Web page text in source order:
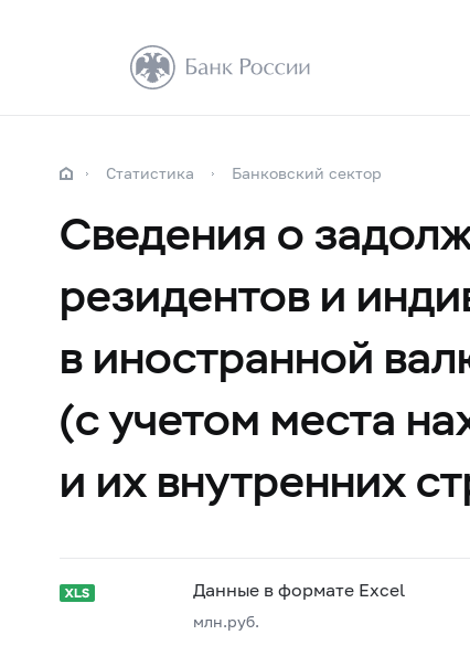
Статистика Банковский сектор
Сведения о
резидентов и
в иностранной
(с учетом места
и их внутренних
Данные в формате Excel
млн.руб.